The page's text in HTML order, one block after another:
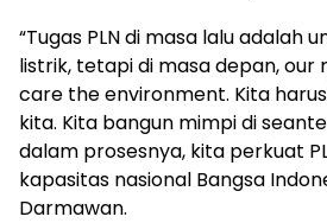
“Tugas PLN di masa lalu adalah
listrik, tetapi di masa depan, our
care the environment. Kita
kita. Kita bangun mimpi di
dalam prosesnya, kita perkuat
kapasitas nasional Bangsa
Darmawan.